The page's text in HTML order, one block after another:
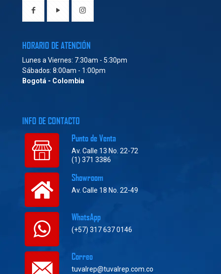
HORARIO DE ATENCIÓN
Lunes a Viernes: 7:30am - 5:30pm
Sábados: 8:00am - 1:00pm
Bogotá - Colombia
INFO DE CONTACTO
Punto de Venta
Av. Calle 13 No. 22-72
(1) 371 3386
Showroom
Av. Calle 18 No. 22-49
WhatsApp
(+57) 317 637 0146
Correo
tuvalrep@tuvalrep.com.co